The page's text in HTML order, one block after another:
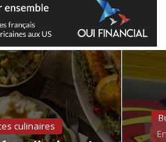
culinaires